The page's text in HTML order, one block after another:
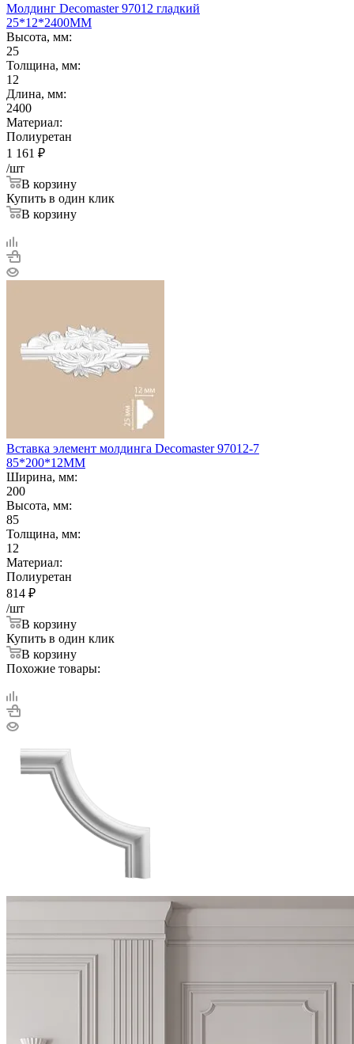
Молдинг Decomaster 97012 гладкий
25*12*2400ММ
Высота, мм:
25
Толщина, мм:
12
Длина, мм:
2400
Материал:
Полиуретан
1 161 ₽
/шт
В корзину
Купить в один клик
В корзину
Вставка элемент молдинга Decomaster 97012-7
85*200*12ММ
Ширина, мм:
200
Высота, мм:
85
Толщина, мм:
12
Материал:
Полиуретан
814 ₽
/шт
В корзину
Купить в один клик
В корзину
Похожие товары: